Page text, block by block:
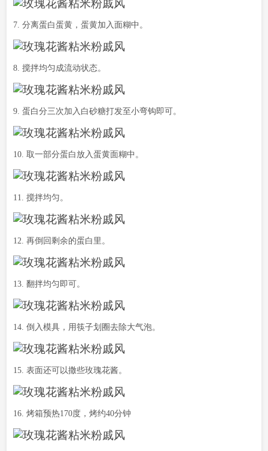
7. 分离蛋白蛋黄，蛋黄加入面糊中。
8. 搅拌均匀成流动状态。
9. 蛋白分三次加入白砂糖打发至小弯钩即可。
10. 取一部分蛋白放入蛋黄面糊中。
11. 搅拌均匀。
12. 再倒回剩余的蛋白里。
13. 翻拌均匀即可。
14. 倒入模具，用筷子划圈去除大气泡。
15. 表面还可以撒些玫瑰花酱。
16. 烤箱预热170度，烤约40分钟